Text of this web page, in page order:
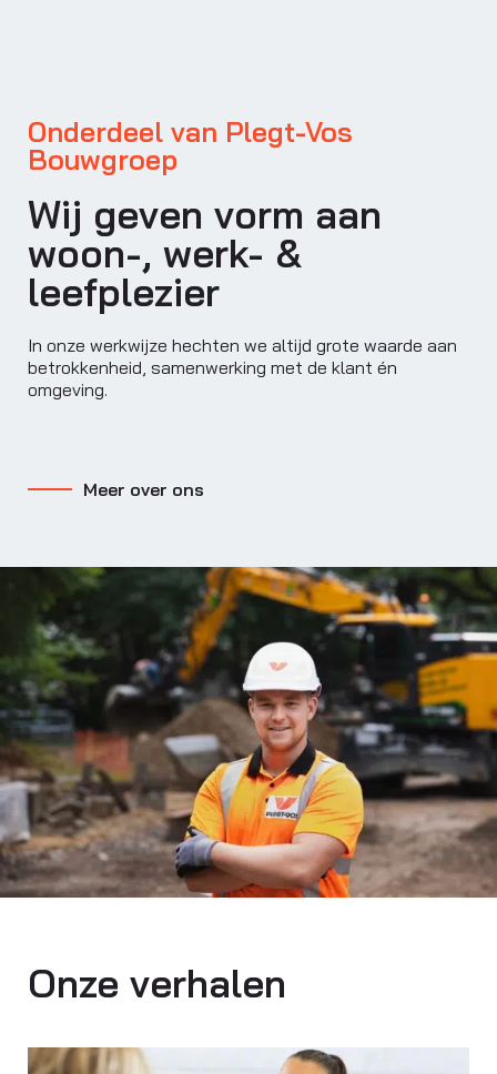
Onderdeel van Plegt-Vos
Bouwgroep
Wij geven vorm aan
woon-, werk- &
leefplezier
In onze werkwijze hechten we altijd grote waarde aan
betrokkenheid, samenwerking met de klant én
omgeving.
Meer over ons
Onze verhalen